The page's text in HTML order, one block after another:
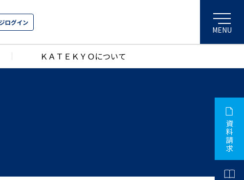
ログイン
ＫＡＴＥＫＹＯについて
資
料
請
求